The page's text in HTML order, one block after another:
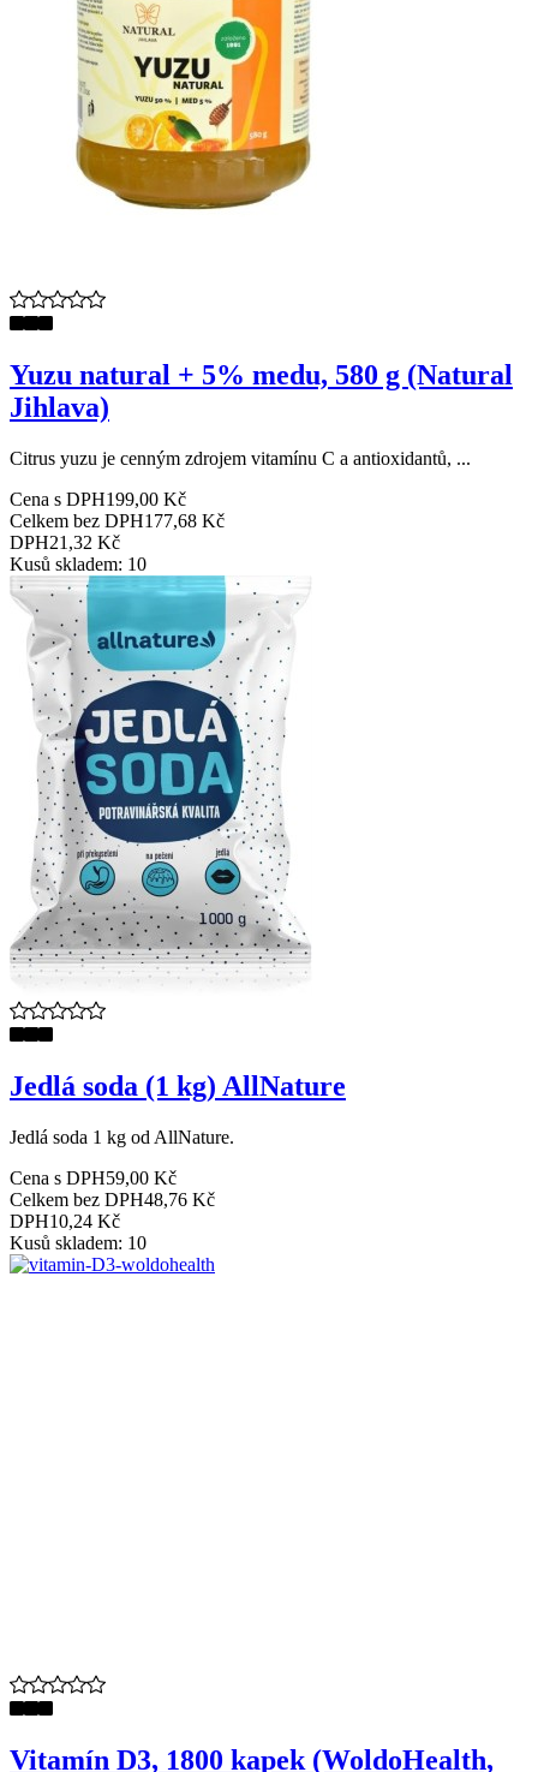
Yuzu natural + 5% medu, 580 g (Natural
Jihlava)
Citrus yuzu je cenným zdrojem vitamínu C a antioxidantů, ...
Cena s DPH199,00 Kč
Celkem bez DPH177,68 Kč
DPH21,32 Kč
Kusů skladem: 10
Jedlá soda (1 kg) AllNature
Jedlá soda 1 kg od AllNature.
Cena s DPH59,00 Kč
Celkem bez DPH48,76 Kč
DPH10,24 Kč
Kusů skladem: 10
Vitamín D3, 1800 kapek (WoldoHealth,